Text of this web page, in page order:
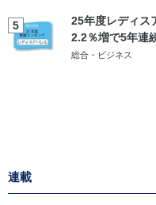
5
25年度レディ
2.2％増で5年連
総合・ビジネス
連載